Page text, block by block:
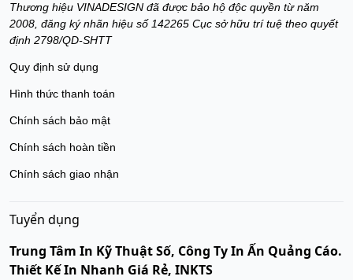
Thương hiệu VINADESIGN đã được bảo hộ độc quyền từ năm
2008, đăng ký nhãn hiệu số 142265 Cục sở hữu trí tuệ theo quyết
định 2798/QD-SHTT
Quy định sử dụng
Hình thức thanh toán
Chính sách bảo mật
Chính sách hoàn tiền
Chính sách giao nhận
Tuyển dụng
Trung Tâm In Kỹ Thuật Số, Công Ty In Ấn Quảng Cáo.
Thiết Kế In Nhanh Giá Rẻ, INKTS